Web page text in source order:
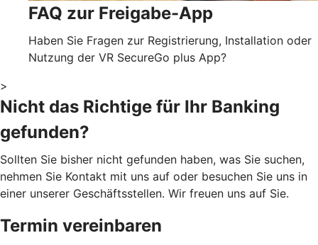
FAQ zur Freigabe-App
Haben Sie Fragen zur Registrierung, Installation oder
Nutzung der VR SecureGo plus App?
>
Nicht das Richtige für Ihr Banking
gefunden?
Sollten Sie bisher nicht gefunden haben, was Sie suchen,
nehmen Sie Kontakt mit uns auf oder besuchen Sie uns in
einer unserer Geschäftsstellen. Wir freuen uns auf Sie.
Termin vereinbaren